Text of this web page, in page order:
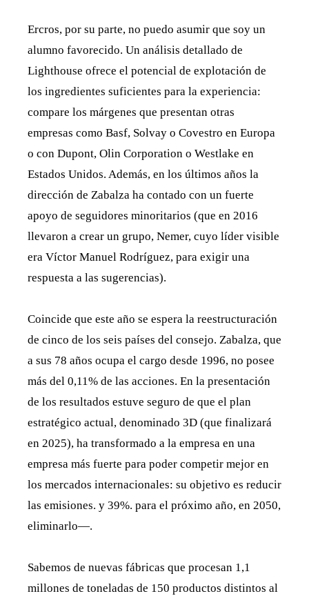
Ercros, por su parte, no puedo asumir que soy un
alumno favorecido. Un análisis detallado de
Lighthouse ofrece el potencial de explotación de
los ingredientes suficientes para la experiencia:
compare los márgenes que presentan otras
empresas como Basf, Solvay o Covestro en Europa
o con Dupont, Olin Corporation o Westlake en
Estados Unidos. Además, en los últimos años la
dirección de Zabalza ha contado con un fuerte
apoyo de seguidores minoritarios (que en 2016
llevaron a crear un grupo, Nemer, cuyo líder visible
era Víctor Manuel Rodríguez, para exigir una
respuesta a las sugerencias).
Coincide que este año se espera la reestructuración
de cinco de los seis países del consejo. Zabalza, que
a sus 78 años ocupa el cargo desde 1996, no posee
más del 0,11% de las acciones. En la presentación
de los resultados estuve seguro de que el plan
estratégico actual, denominado 3D (que finalizará
en 2025), ha transformado a la empresa en una
empresa más fuerte para poder competir mejor en
los mercados internacionales: su objetivo es reducir
las emisiones. y 39%. para el próximo año, en 2050,
eliminarlo—.
Sabemos de nuevas fábricas que procesan 1,1
millones de toneladas de 150 productos distintos al